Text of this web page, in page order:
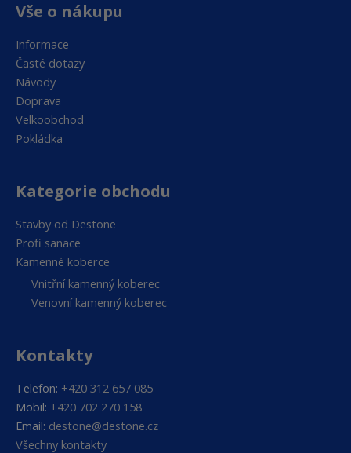
Vše o nákupu
Informace
Časté dotazy
Návody
Doprava
Velkoobchod
Pokládka
Kategorie obchodu
Stavby od Destone
Profi sanace
Kamenné koberce
Vnitřní kamenný koberec
Venovní kamenný koberec
Kontakty
Telefon: +420 312 657 085
Mobil: +420 702 270 158
Email: destone@destone.cz
Všechny kontakty